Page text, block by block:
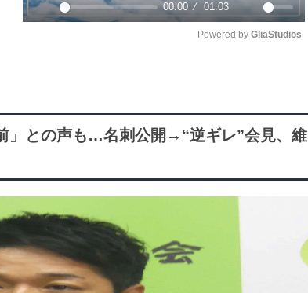
e
Powered by GliaStudios
」との声も…名刺公開→“逆ギレ”会見、維